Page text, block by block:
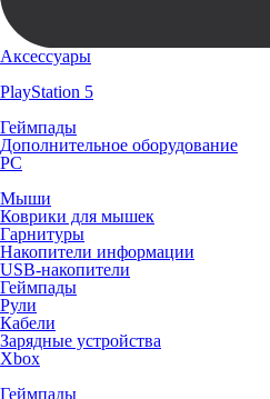
Аксессуары
PlayStation 5
Геймпады
Дополнительное оборудование
PC
Мыши
Коврики для мышек
Гарнитуры
Накопители информации
USB-накопители
Геймпады
Рули
Кабели
Зарядные устройства
Xbox
Геймпады